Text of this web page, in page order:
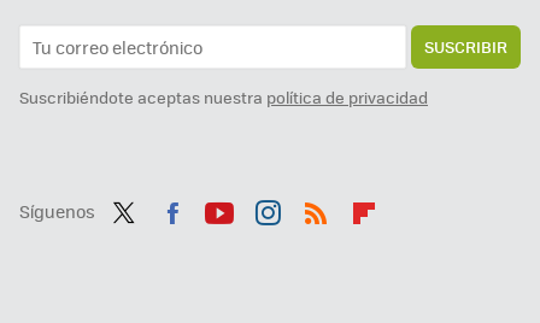
SUSCRIBIR
Suscribiéndote aceptas nuestra política de privacidad
Síguenos